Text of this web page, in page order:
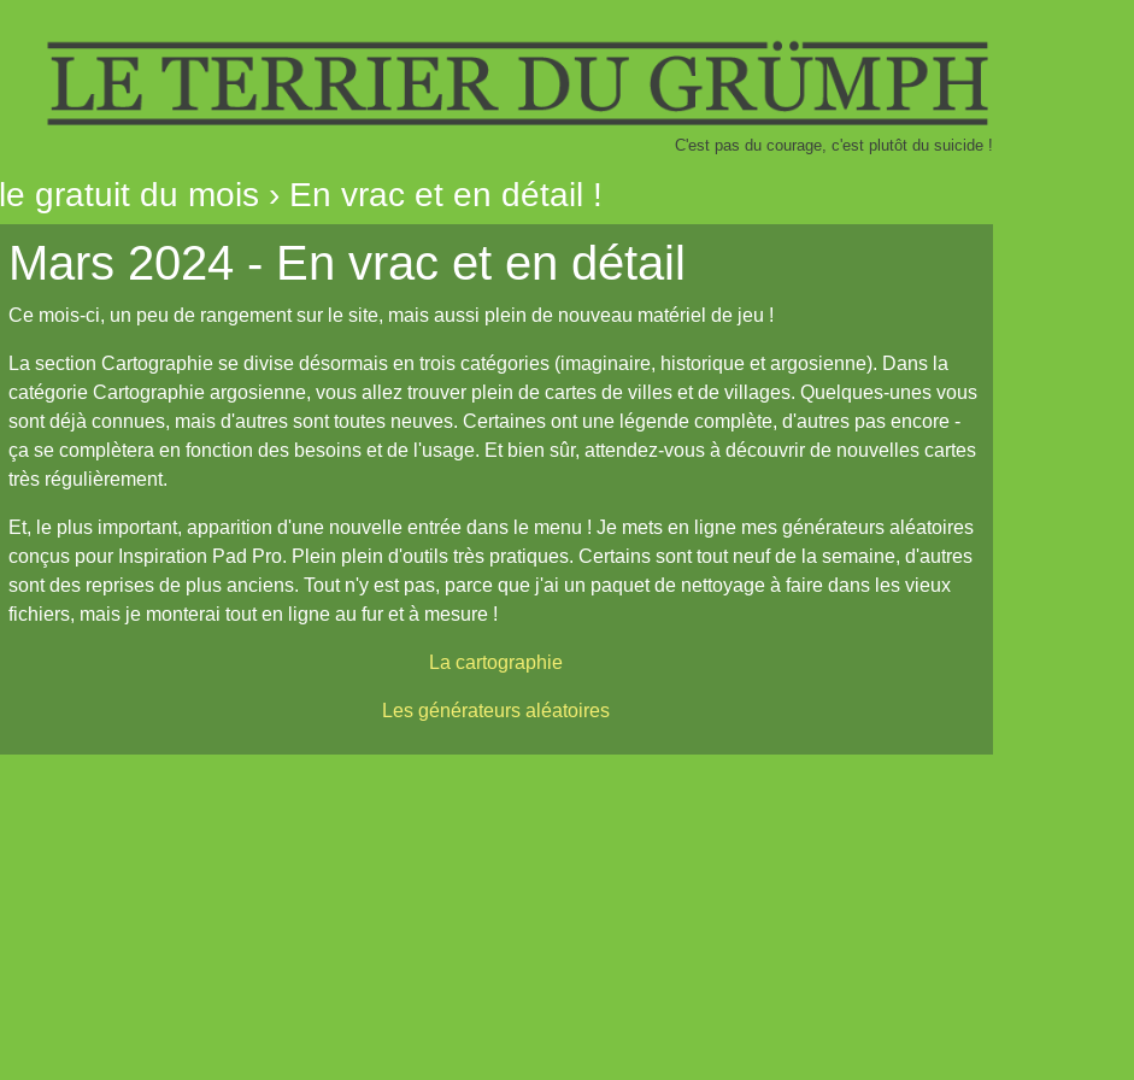
C'est pas du courage, c'est plutôt du suicide !
le gratuit du mois › En vrac et en détail !
Mars 2024 - En vrac et en détail
Ce mois-ci, un peu de rangement sur le site, mais aussi plein de nouveau matériel de jeu !
La section Cartographie se divise désormais en trois catégories (imaginaire, historique et argosienne). Dans la
catégorie Cartographie argosienne, vous allez trouver plein de cartes de villes et de villages. Quelques-unes vous
sont déjà connues, mais d'autres sont toutes neuves. Certaines ont une légende complète, d'autres pas encore -
ça se complètera en fonction des besoins et de l'usage. Et bien sûr, attendez-vous à découvrir de nouvelles cartes
très régulièrement.
Et, le plus important, apparition d'une nouvelle entrée dans le menu ! Je mets en ligne mes générateurs aléatoires
conçus pour Inspiration Pad Pro. Plein plein d'outils très pratiques. Certains sont tout neuf de la semaine, d'autres
sont des reprises de plus anciens. Tout n'y est pas, parce que j'ai un paquet de nettoyage à faire dans les vieux
fichiers, mais je monterai tout en ligne au fur et à mesure !
La cartographie
Les générateurs aléatoires